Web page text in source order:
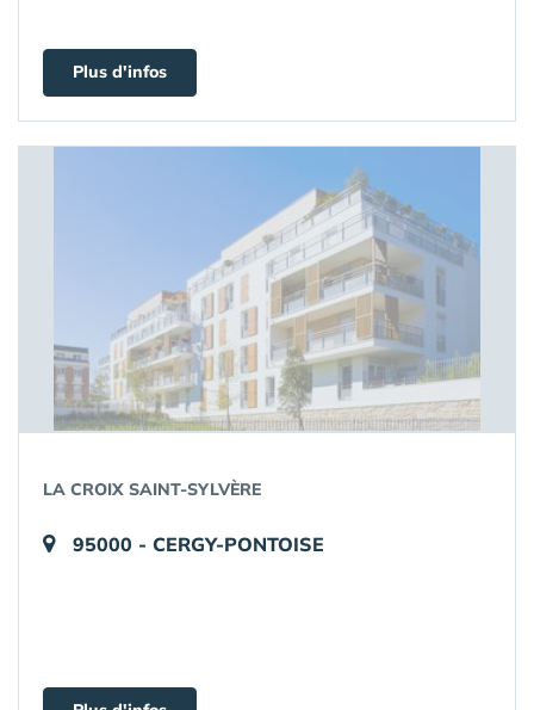
Plus d'infos
LA CROIX SAINT-SYLVÈRE
95000 - CERGY-PONTOISE